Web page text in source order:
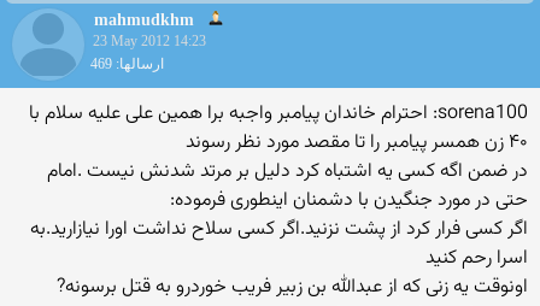
mahmudkhm
23 May 2012 14:23
ارسالها: 469
sorena100: احترام خاندان پیامبر واجبه برا همین علی علیه سلام با
۴۰ زن همسر پیامبر را تا مقصد مورد نظر رسوند
در ضمن اگه کسی یه اشتباه کرد دلیل بر مرتد شدنش نیست .امام
حتی در مورد جنگیدن با دشمنان اینطوری فرموده:
اگر کسی فرار کرد از پشت نزنید.اگر کسی سلاح نداشت اورا نیازارید.به
اسرا رحم کنید
اونوقت یه زنی که از عبدالله بن زبیر فریب خوردرو به قتل برسونه?